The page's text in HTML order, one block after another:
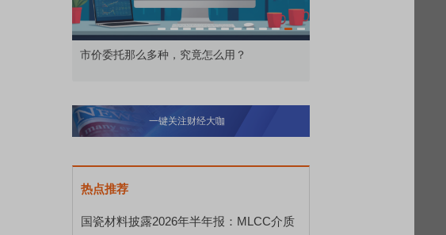
市价委托那么多种，究竟怎么用？
一键关注财经大咖
热点推荐
国瓷材料披露2026年半年报：MLCC介质